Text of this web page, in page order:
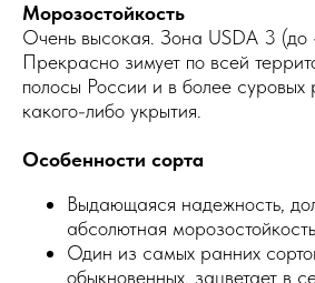
Морозостойкость
Очень высокая. Зона USDA 3 (до
Прекрасно зимует по всей
полосы России и в более суровых
какого-либо укрытия.
Особенности сорта
Выдающаяся надежность,
абсолютная морозостойкость.
Один из самых ранних
обыкновенных, зацветает в